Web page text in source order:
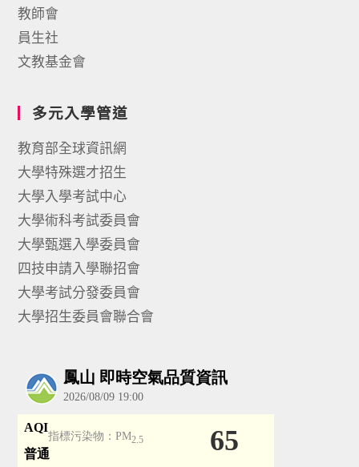
教師會
員生社
文教基金會
多元入學管道
教育部全球資訊網
大學特殊選才招生
大學入學考試中心
大學術科考試委員會
大學甄選入學委員會
四技申請入學聯招會
大學考試分發委員會
大學招生委員會聯合會